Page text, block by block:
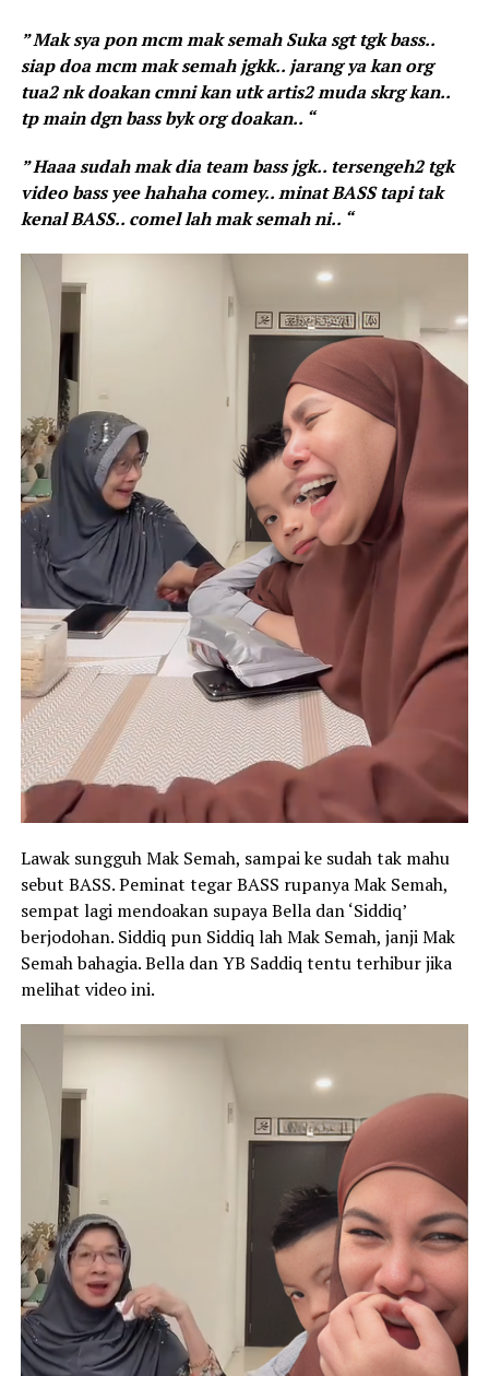
” Mak sya pon mcm mak semah Suka sgt tgk bass..
siap doa mcm mak semah jgkk.. jarang ya kan org
tua2 nk doakan cmni kan utk artis2 muda skrg kan..
tp main dgn bass byk org doakan.. “
” Haaa sudah mak dia team bass jgk.. tersengeh2 tgk
video bass yee hahaha comey.. minat BASS tapi tak
kenal BASS.. comel lah mak semah ni.. “
Lawak sungguh Mak Semah, sampai ke sudah tak mahu
sebut BASS. Peminat tegar BASS rupanya Mak Semah,
sempat lagi mendoakan supaya Bella dan ‘Siddiq’
berjodohan. Siddiq pun Siddiq lah Mak Semah, janji Mak
Semah bahagia. Bella dan YB Saddiq tentu terhibur jika
melihat video ini.